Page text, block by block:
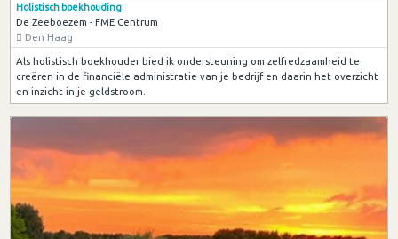
Holistisch boekhouding
De Zeeboezem - FME Centrum
Den Haag
Als holistisch boekhouder bied ik ondersteuning om zelfredzaamheid te
creëren in de financiële administratie van je bedrijf en daarin het overzicht
en inzicht in je geldstroom.